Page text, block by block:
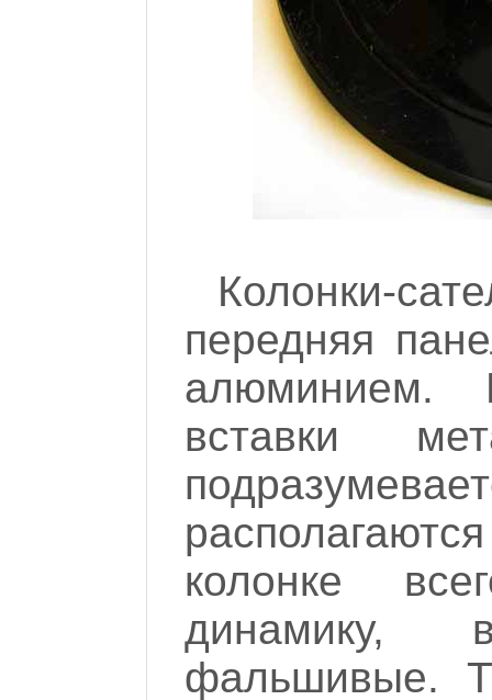
Колонки-
передняя
вставки
колонке
динамику,
фальшивые.